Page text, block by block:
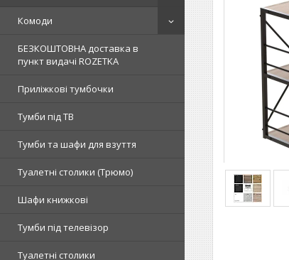
Комоди
БЕЗКОШТОВНА доставка в
пункт видачі ROZETKA
Приліжкові тумбочки
Тумби під ТВ
Тумби та шафи для взуття
Туалетні столики (Трюмо)
Шафи книжкові
Тумби під телевізор
Туалетні столики